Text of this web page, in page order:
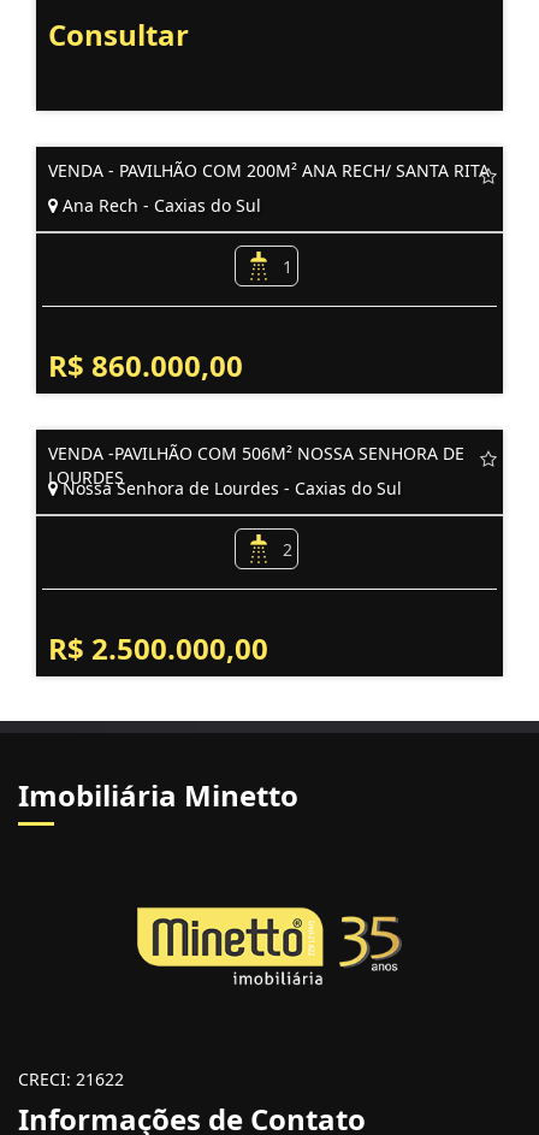
Consultar
VENDA - PAVILHÃO COM 200M² ANA RECH/ SANTA RITA
Ana Rech - Caxias do Sul
1
R$ 860.000,00
VENDA -PAVILHÃO COM 506M² NOSSA SENHORA DE
LOURDES
Nossa Senhora de Lourdes - Caxias do Sul
2
R$ 2.500.000,00
Imobiliária Minetto
CRECI: 21622
Informações de Contato